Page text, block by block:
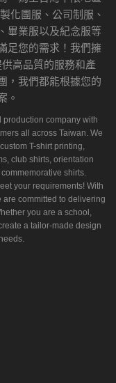
化團服、公司制服、
畢業服以及紀念服等
足您的需求！我們擁
高品質的服務和產
，我們都能根據您的
。
company with
all across Taiwan. We
T-shirt printing,
club shirts, orientation
shirts.
your requirements! With
committed to delivering
you are a school,
a tailor-made design